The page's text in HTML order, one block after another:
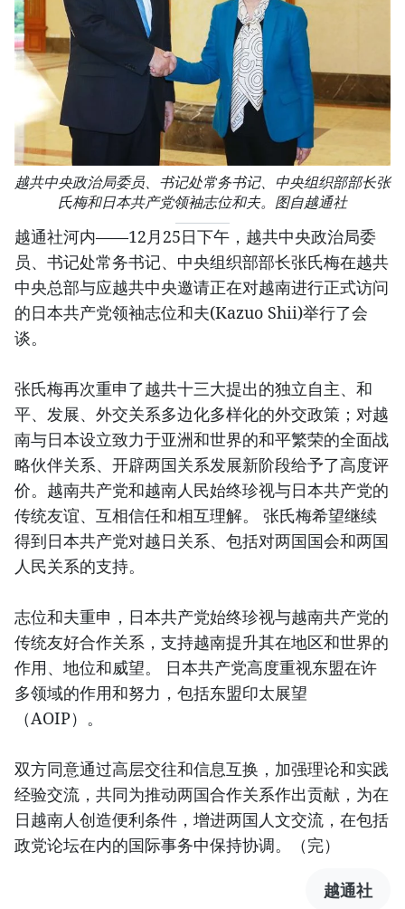
越共中央政治局委员、书记处常务书记、中央组织部部长张
氏梅和日本共产党领袖志位和夫。图自越通社
越通社河内——12月25日下午，越共中央政治局委
员、书记处常务书记、中央组织部部长张氏梅在越共
中央总部与应越共中央邀请正在对越南进行正式访问
的日本共产党领袖志位和夫(Kazuo Shii)举行了会
谈。
张氏梅再次重申了越共十三大提出的独立自主、和
平、发展、外交关系多边化多样化的外交政策；对越
南与日本设立致力于亚洲和世界的和平繁荣的全面战
略伙伴关系、开辟两国关系发展新阶段给予了高度评
价。越南共产党和越南人民始终珍视与日本共产党的
传统友谊、互相信任和相互理解。 张氏梅希望继续
得到日本共产党对越日关系、包括对两国国会和两国
人民关系的支持。
志位和夫重申，日本共产党始终珍视与越南共产党的
传统友好合作关系，支持越南提升其在地区和世界的
作用、地位和威望。 日本共产党高度重视东盟在许
多领域的作用和努力，包括东盟印太展望
（AOIP）。
双方同意通过高层交往和信息互换，加强理论和实践
经验交流，共同为推动两国合作关系作出贡献，为在
日越南人创造便利条件，增进两国人文交流，在包括
政党论坛在内的国际事务中保持协调。（完）
越通社